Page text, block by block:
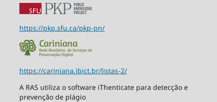
https://pkp.sfu.ca/pkp-pn/
https://cariniana.ibict.br/listas-2/
A RAS utiliza o software iThenticate para detecção e
prevenção de plágio